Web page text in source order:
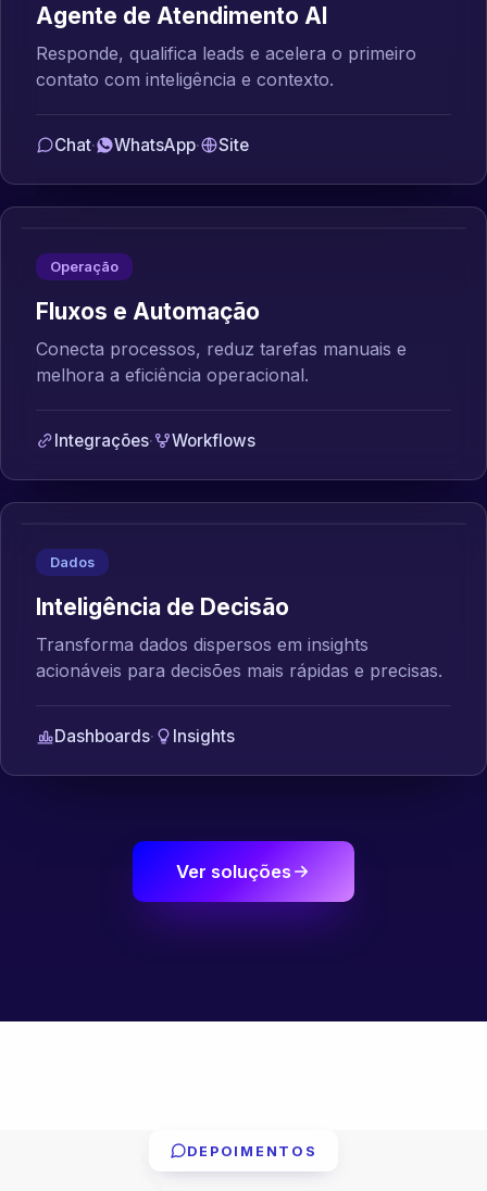
Agente de Atendimento AI
Responde, qualifica leads e acelera o primeiro
contato com inteligência e contexto.
Chat· WhatsApp· Site
Operação
Fluxos e Automação
Conecta processos, reduz tarefas manuais e
melhora a eficiência operacional.
Integrações· Workflows
Dados
Inteligência de Decisão
Transforma dados dispersos em insights
acionáveis para decisões mais rápidas e precisas.
Dashboards· Insights
Ver soluções
DEPOIMENTOS